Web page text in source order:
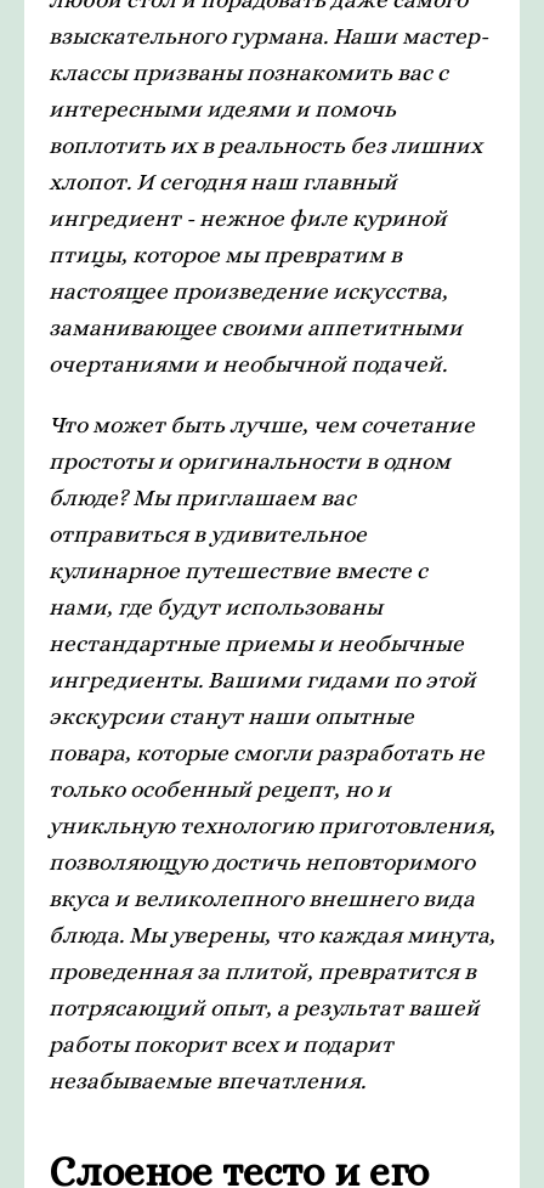
взыскательного гурмана. Наши мастер-
классы призваны познакомить вас с
интересными идеями и помочь
воплотить их в реальность без лишних
хлопот. И сегодня наш главный
ингредиент - нежное филе куриной
птицы, которое мы превратим в
настоящее произведение искусства,
заманивающее своими аппетитными
очертаниями и необычной подачей.
Что может быть лучше, чем сочетание
простоты и оригинальности в одном
блюде? Мы приглашаем вас
отправиться в удивительное
кулинарное путешествие вместе с
нами, где будут использованы
нестандартные приемы и необычные
ингредиенты. Вашими гидами по этой
экскурсии станут наши опытные
повара, которые смогли разработать не
только особенный рецепт, но и
уникльную технологию приготовления,
позволяющую достичь неповторимого
вкуса и великолепного внешнего вида
блюда. Мы уверены, что каждая минута,
проведенная за плитой, превратится в
потрясающий опыт, а результат вашей
работы покорит всех и подарит
незабываемые впечатления.
Слоеное тесто и его